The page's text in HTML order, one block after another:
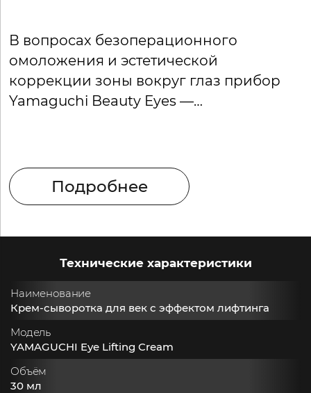
В вопросах безоперационного
омоложения и эстетической
коррекции зоны вокруг глаз прибор
Yamaguchi Beauty Eyes —
Подробнее
Технические характеристики
Наименование
Крем-сыворотка для век с эффектом лифтинга
Модель
YAMAGUCHI Eye Lifting Cream
Объём
30 мл